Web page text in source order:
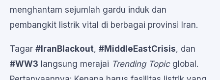
menghantam sejumlah gardu induk dan
pembangkit listrik vital di berbagai provinsi Iran.
Tagar #IranBlackout, #MiddleEastCrisis, dan
#WW3 langsung merajai Trending Topicglobal.